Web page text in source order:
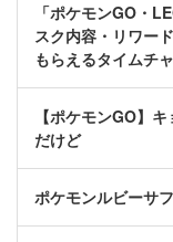
「ポケモンGO・
スク内容・リワー
もらえるタイムチ
【ポケモンGO】
だけど
ポケモンルビーサ